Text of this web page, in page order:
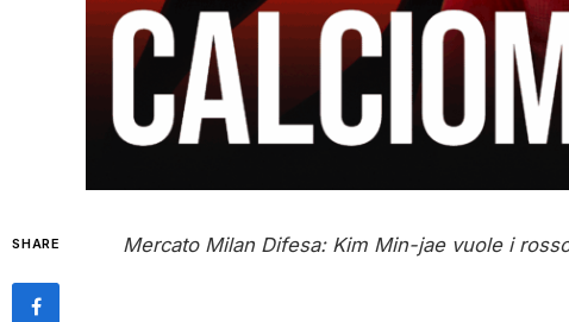
SHARE Mercato Milan Difesa: Kim Min-jae vuole i